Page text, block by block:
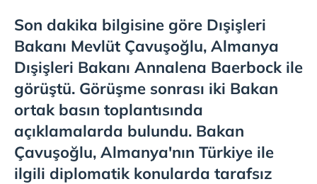
Son dakika bilgisine göre Dışişleri
Bakanı Mevlüt Çavuşoğlu, Almanya
Dışişleri Bakanı Annalena Baerbock ile
görüştü. Görüşme sonrası iki Bakan
ortak basın toplantısında
açıklamalarda bulundu. Bakan
Çavuşoğlu, Almanya'nın Türkiye ile
ilgili diplomatik konularda tarafsız